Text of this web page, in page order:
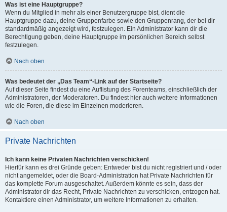
Was ist eine Hauptgruppe?
Wenn du Mitglied in mehr als einer Benutzergruppe bist, dient die
Hauptgruppe dazu, deine Gruppenfarbe sowie den Gruppenrang, der bei dir
standardmäßig angezeigt wird, festzulegen. Ein Administrator kann dir die
Berechtigung geben, deine Hauptgruppe im persönlichen Bereich selbst
festzulegen.
Nach oben
Was bedeutet der „Das Team“-Link auf der Startseite?
Auf dieser Seite findest du eine Auflistung des Forenteams, einschließlich der
Administratoren, der Moderatoren. Du findest hier auch weitere Informationen
wie die Foren, die diese im Einzelnen moderieren.
Nach oben
Private Nachrichten
Ich kann keine Privaten Nachrichten verschicken!
Hierfür kann es drei Gründe geben: Entweder bist du nicht registriert und / oder
nicht angemeldet, oder die Board-Administration hat Private Nachrichten für
das komplette Forum ausgeschaltet. Außerdem könnte es sein, dass der
Administrator dir das Recht, Private Nachrichten zu verschicken, entzogen hat.
Kontaktiere einen Administrator, um weitere Informationen zu erhalten.